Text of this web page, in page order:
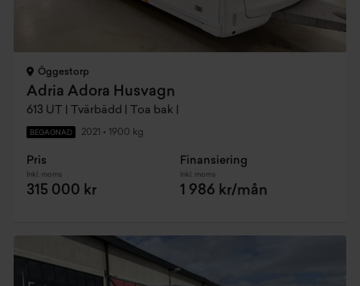
Öggestorp
Adria Adora Husvagn
613 UT | Tvärbädd | Toa bak |
BEGAGNAD 2021 • 1900 kg
Pris
Inkl. moms
315 000 kr
Finansiering
Inkl. moms
1 986 kr/mån